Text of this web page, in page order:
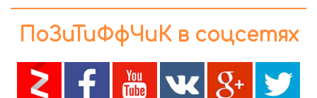
ПоЗиТиФфЧиК в соцсетях